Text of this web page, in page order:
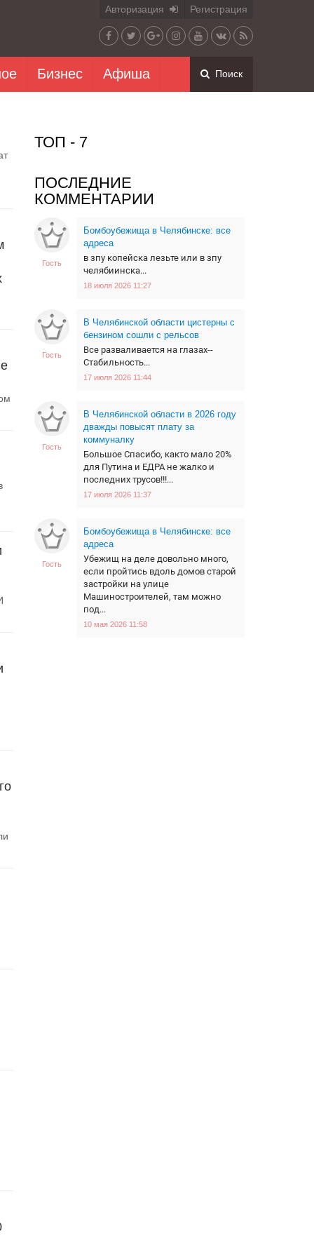
Авторизация Регистрация
Бизнес Афиша Поиск
ТОП - 7
ПОСЛЕДНИЕ
КОММЕНТАРИИ
Гость
Бомбоубежища в Челябинске: все
адреса
в зпу копейска лезьте или в зпу
челябиинска...
18 июля 2026 11:27
Гость
В Челябинской области цистерны с
бензином сошли с рельсов
Все разваливается на глазах--
Стабильность...
17 июля 2026 11:44
Гость
В Челябинской области в 2026 году
дважды повысят плату за
коммуналку
Большое Спасибо, както мало 20%
для Путина и ЕДРА не жалко и
последних трусов!!!...
17 июля 2026 11:37
Гость
Бомбоубежища в Челябинске: все
адреса
Убежищ на деле довольно много,
если пройтись вдоль домов старой
застройки на улице
Машиностроителей, там можно
под...
10 мая 2026 11:58